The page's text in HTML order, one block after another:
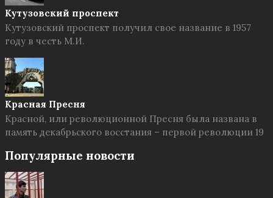
Кутузовский проспект
Кутузовский проспект получил свое название в 1957
году в честь М.И.
Красная Пресня
Красной, или революционной Пресня была названа в
память декабрьского восстания – первой революции 19
Популярные новости